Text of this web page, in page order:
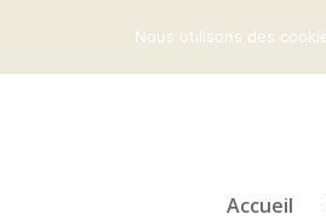
Accueil
Nous utilisons des